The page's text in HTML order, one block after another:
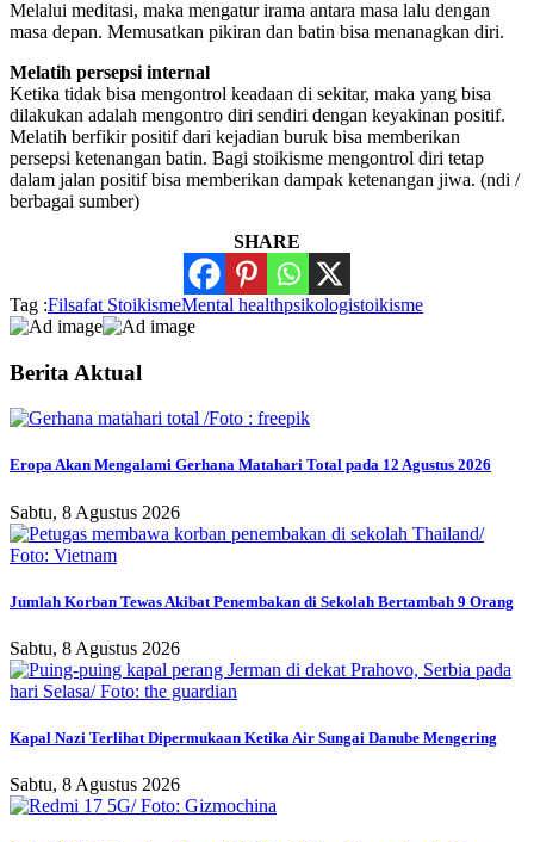
Melalui meditasi, maka mengatur irama antara masa lalu dengan
masa depan. Memusatkan pikiran dan batin bisa menanagkan diri.
Melatih persepsi internal
Ketika tidak bisa mengontrol keadaan di sekitar, maka yang bisa
dilakukan adalah mengontro diri sendiri dengan keyakinan positif.
Melatih berfikir positif dari kejadian buruk bisa memberikan
persepsi ketenangan batin. Bagi stoikisme mengontrol diri tetap
dalam jalan positif bisa memberikan dampak ketenangan jiwa. (ndi /
berbagai sumber)
SHARE
Tag :Filsafat StoikismeMental healthpsikologistoikisme
Berita Aktual
Eropa Akan Mengalami Gerhana Matahari Total pada 12 Agustus 2026
Sabtu, 8 Agustus 2026
Jumlah Korban Tewas Akibat Penembakan di Sekolah Bertambah 9 Orang
Sabtu, 8 Agustus 2026
Kapal Nazi Terlihat Dipermukaan Ketika Air Sungai Danube Mengering
Sabtu, 8 Agustus 2026